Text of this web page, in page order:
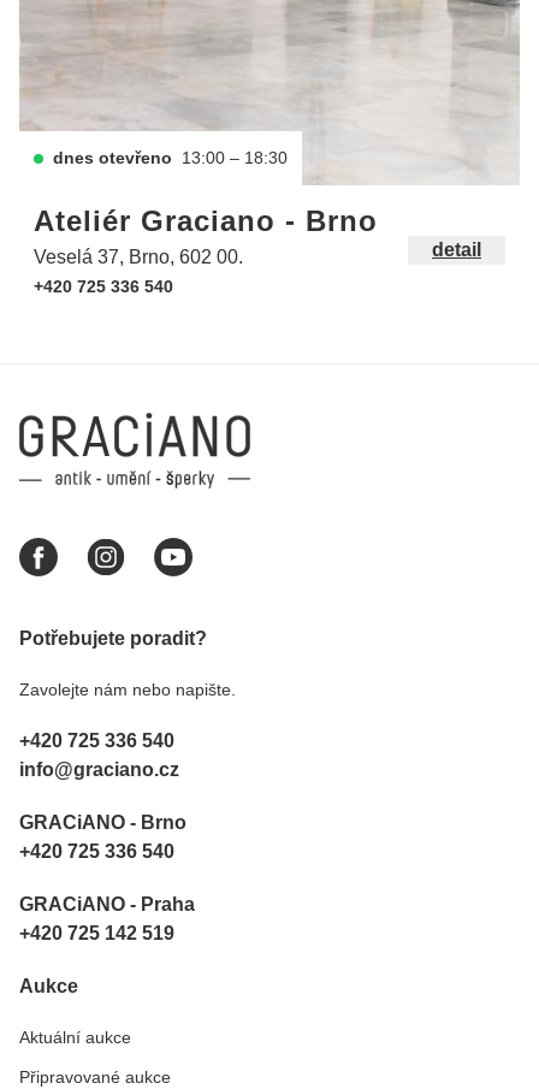
dnes otevřeno 13:00 – 18:30
Ateliér Graciano - Brno
Veselá 37, Brno, 602 00.
+420 725 336 540
detail
Potřebujete poradit?
Zavolejte nám nebo napište.
+420 725 336 540
info@graciano.cz
GRACiANO - Brno
+420 725 336 540
GRACiANO - Praha
+420 725 142 519
Aukce
Aktuální aukce
Připravované aukce